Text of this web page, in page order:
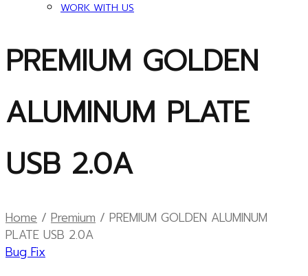
WORK WITH US
PREMIUM GOLDEN
ALUMINUM PLATE
USB 2.0A
Home / Premium / PREMIUM GOLDEN ALUMINUM
PLATE USB 2.0A
Bug Fix